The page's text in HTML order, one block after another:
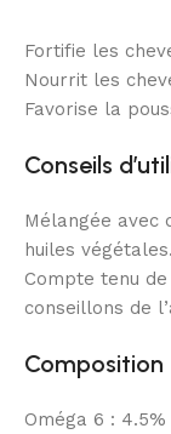
Fortifie les
Nourrit les
Favorise la
Conseils
Mélangée avec
huiles végétales.
Compte tenu
conseillons de
Composition
Oméga 6 : 4.5%